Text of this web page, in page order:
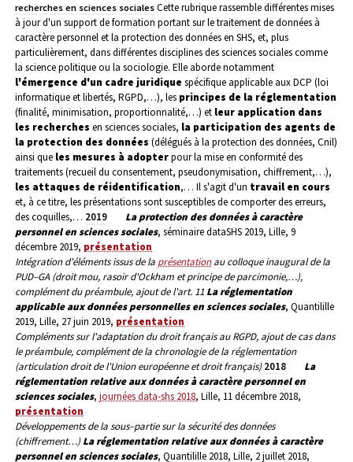
recherches en sciences sociales Cette rubrique rassemble différentes mises
à jour d'un support de formation portant sur le traitement de données à
caractère personnel et la protection des données en SHS, et, plus
particulièrement, dans différentes disciplines des sciences sociales comme
la science politique ou la sociologie. Elle aborde notamment
l'émergence d'un cadre juridique spécifique applicable aux DCP (loi
informatique et libertés, RGPD,…), les principes de la réglementation
(finalité, minimisation, proportionnalité,…) et leur application dans
les recherches en sciences sociales, la participation des agents de
la protection des données (délégués à la protection des données, Cnil)
ainsi que les mesures à adopterpour la mise en conformité des
traitements (recueil du consentement, pseudonymisation, chiffrement,…),
les attaques de réidentification,… Il s'agit d'un travail en cours
et, à ce titre, les présentations sont susceptibles de comporter des erreurs,
des coquilles,… 2019
La protection des données à caractère
personnel en sciences sociales, séminaire dataSHS 2019, Lille, 9
décembre 2019, présentation
Intégration d'éléments issus de la présentationau colloque inaugural de la
PUD–GA (droit mou, rasoir d'Ockham et principe de parcimonie,…),
complément du préambule, ajout de l'art. 11 La réglementation
applicable aux données personnelles en sciences sociales, Quantilille
2019, Lille, 27 juin 2019, présentation
Compléments sur l'adaptation du droit français au RGPD, ajout de cas dans
le préambule, complément de la chronologie de la réglementation
(articulation droit de l'Union européenne et droit français) 2018
La
réglementation relative aux données à caractère personnel en
sciences sociales, journées data-shs 2018, Lille, 11 décembre 2018,
présentation
Développements de la sous–partie sur la sécurité des données
(chiffrement…) La réglementation relative aux données à caractère
personnel en sciences sociales, Quantilille 2018, Lille, 2 juillet 2018,